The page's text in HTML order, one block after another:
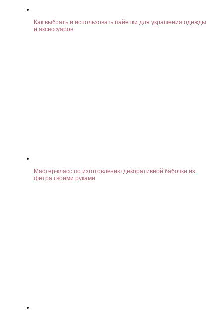
Как выбрать и использовать пайетки для украшения одежды
и аксессуаров
Мастер-класс по изготовлению декоративной бабочки из
фетра своими руками